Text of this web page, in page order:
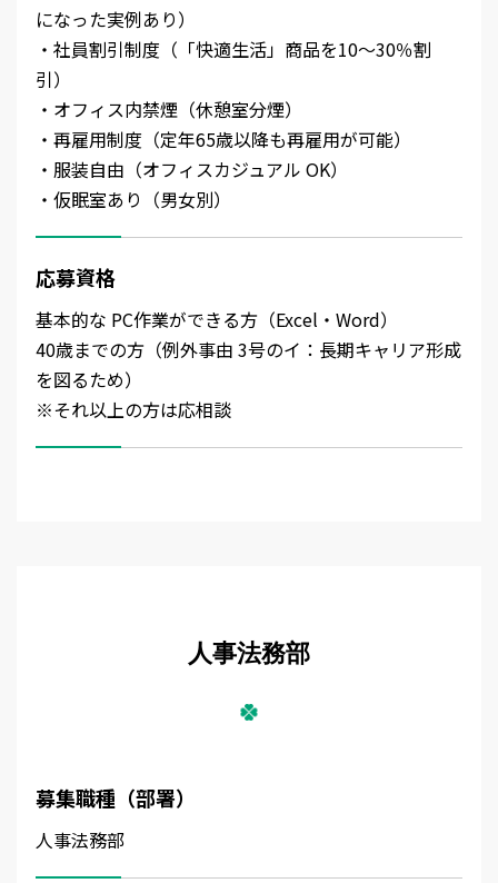
になった実例あり）
・社員割引制度（「快適生活」商品を10～30％割
引）
・オフィス内禁煙（休憩室分煙）
・再雇用制度（定年65歳以降も再雇用が可能）
・服装自由（オフィスカジュアル OK）
・仮眠室あり（男女別）
応募資格
基本的な PC作業ができる方（Excel・Word）
40歳までの方（例外事由 3号のイ：長期キャリア形成
を図るため）
※それ以上の方は応相談
人事法務部
募集職種（部署）
人事法務部